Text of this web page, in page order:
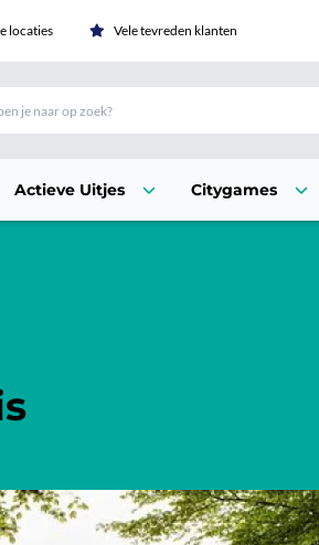
locaties Vele tevreden klanten
Actieve Uitjes Citygames